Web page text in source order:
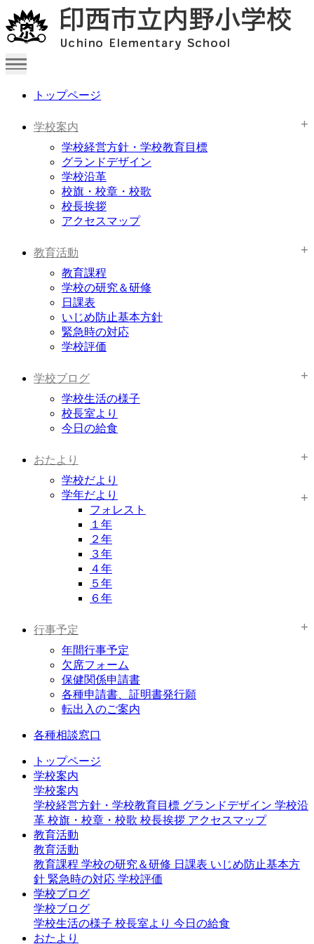
トップページ
学校案内
学校経営方針・学校教育目標
グランドデザイン
学校沿革
校旗・校章・校歌
校長挨拶
アクセスマップ
教育活動
教育課程
学校の研究＆研修
日課表
いじめ防止基本方針
緊急時の対応
学校評価
学校ブログ
学校生活の様子
校長室より
今日の給食
おたより
学校だより
学年だより
フォレスト
１年
２年
３年
４年
５年
６年
行事予定
年間行事予定
欠席フォーム
保健関係申請書
各種申請書、証明書発行願
転出入のご案内
各種相談窓口
トップページ
学校案内
学校案内
学校経営方針・学校教育目標 グランドデザイン 学校沿
革 校旗・校章・校歌 校長挨拶 アクセスマップ
教育活動
教育活動
教育課程 学校の研究＆研修 日課表 いじめ防止基本方
針 緊急時の対応 学校評価
学校ブログ
学校ブログ
学校生活の様子 校長室より 今日の給食
おたより